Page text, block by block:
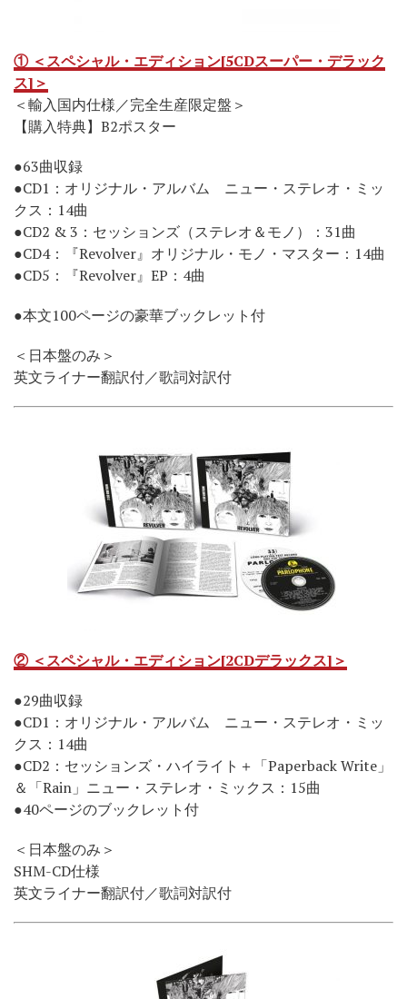
① ＜スペシャル・エディション[5CDスーパー・デラック
ス]＞
＜輸入国内仕様／完全生産限定盤＞
【購入特典】B2ポスター
●63曲収録
●CD1：オリジナル・アルバム ニュー・ステレオ・ミッ
クス：14曲
●CD2 & 3：セッションズ（ステレオ＆モノ）：31曲
●CD4：『Revolver』オリジナル・モノ・マスター：14曲
●CD5：『Revolver』EP：4曲
●本文100ページの豪華ブックレット付
＜日本盤のみ＞
英文ライナー翻訳付／歌詞対訳付
② ＜スペシャル・エディション[2CDデラックス]＞
●29曲収録
●CD1：オリジナル・アルバム ニュー・ステレオ・ミッ
クス：14曲
●CD2：セッションズ・ハイライト＋「Paperback Write」
＆「Rain」ニュー・ステレオ・ミックス：15曲
●40ページのブックレット付
＜日本盤のみ＞
SHM-CD仕様
英文ライナー翻訳付／歌詞対訳付